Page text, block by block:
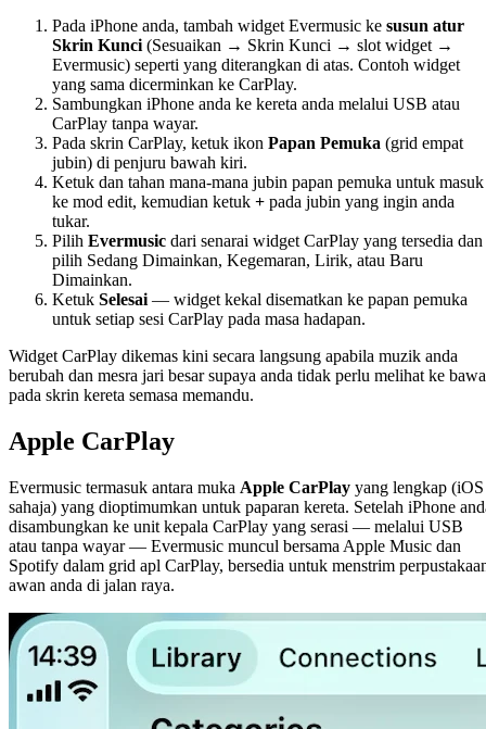
Pada iPhone anda, tambah widget Evermusic ke susun atur
Skrin Kunci (Sesuaikan → Skrin Kunci → slot widget →
Evermusic) seperti yang diterangkan di atas. Contoh widget
yang sama dicerminkan ke CarPlay.
Sambungkan iPhone anda ke kereta anda melalui USB atau
CarPlay tanpa wayar.
Pada skrin CarPlay, ketuk ikon Papan Pemuka (grid empat
jubin) di penjuru bawah kiri.
Ketuk dan tahan mana-mana jubin papan pemuka untuk masuk
ke mod edit, kemudian ketuk + pada jubin yang ingin anda
tukar.
Pilih Evermusic dari senarai widget CarPlay yang tersedia dan
pilih Sedang Dimainkan, Kegemaran, Lirik, atau Baru
Dimainkan.
Ketuk Selesai — widget kekal disematkan ke papan pemuka
untuk setiap sesi CarPlay pada masa hadapan.
Widget CarPlay dikemas kini secara langsung apabila muzik anda
berubah dan mesra jari besar supaya anda tidak perlu melihat ke
pada skrin kereta semasa memandu.
Apple CarPlay
Evermusic termasuk antara muka Apple CarPlay yang lengkap (iOS
sahaja) yang dioptimumkan untuk paparan kereta. Setelah iPhone
disambungkan ke unit kepala CarPlay yang serasi — melalui USB
atau tanpa wayar — Evermusic muncul bersama Apple Music dan
Spotify dalam grid apl CarPlay, bersedia untuk menstrim
awan anda di jalan raya.